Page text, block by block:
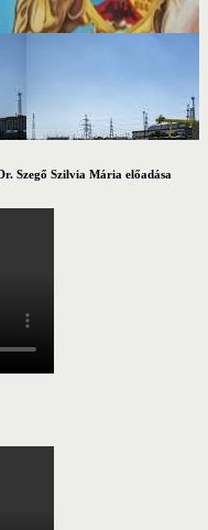
Szegő Szilvia Mária előadása